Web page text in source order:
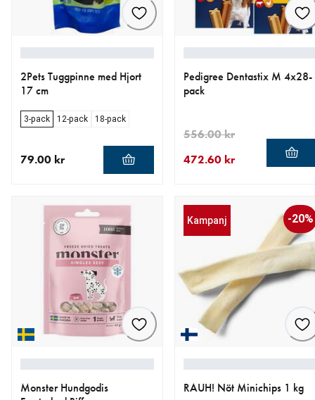
2Pets Tuggpinne med Hjort
17 cm
3-pack 12-pack 18-pack
79.00 kr
Pedigree Dentastix M 4x28-
pack
472.60 kr
556.00 kr
Monster Hundgodis
Kampanj -20%
RAUH! Nöt Minichips 1 kg